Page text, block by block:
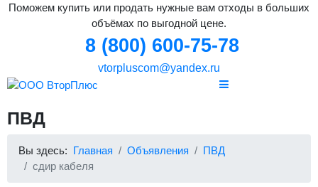
Поможем купить или продать нужные вам отходы в больших
объёмах по выгодной цене.
8 (800) 600-75-78
vtorpluscom@yandex.ru
ПВД
Вы здесь: Главная Объявления
ПВД
сдир кабеля